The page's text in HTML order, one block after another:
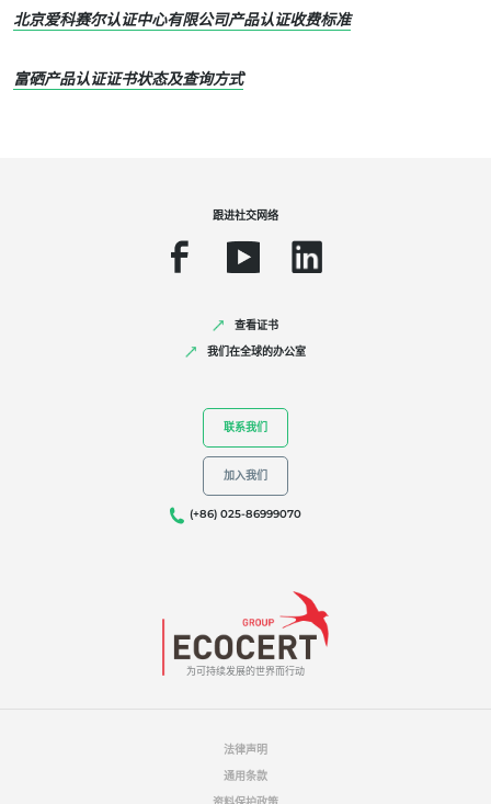
企业社会责任
北京爱科赛尔认证中心有限公司产品认证收费标准
富硒产品认证证书状态及查询方式
为可持续发展的世界而行动
跟进社交网络
查看证书
我们在全球的办公室
联系我们
加入我们
(+86) 025-86999070
法律声明
通用条款